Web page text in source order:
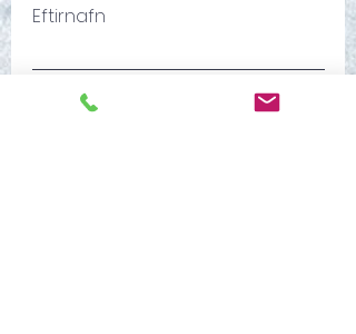
Eftirnafn
Tölvupóstur